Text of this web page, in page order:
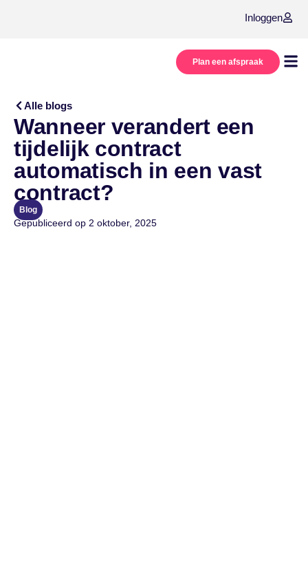
Inloggen
Plan een afspraak
Alle blogs
Wanneer verandert een
tijdelijk contract
automatisch in een vast
contract?
Blog
Gepubliceerd op 2 oktober, 2025